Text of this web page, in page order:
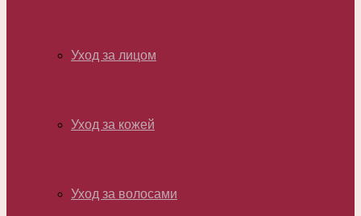
Уход за лицом
Уход за кожей
Уход за волосами